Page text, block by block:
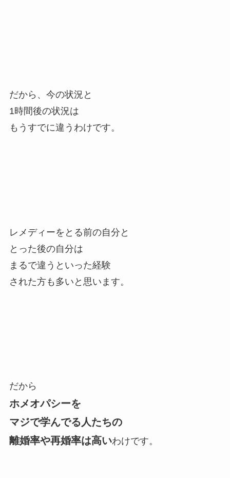
だから、今の状況と
1時間後の状況は
もうすでに違うわけです。
レメディーをとる前の自分と
とった後の自分は
まるで違うといった経験
された方も多いと思います。
だから
ホメオパシーを
マジで学んでる人たちの
離婚率や再婚率は高いわけです。